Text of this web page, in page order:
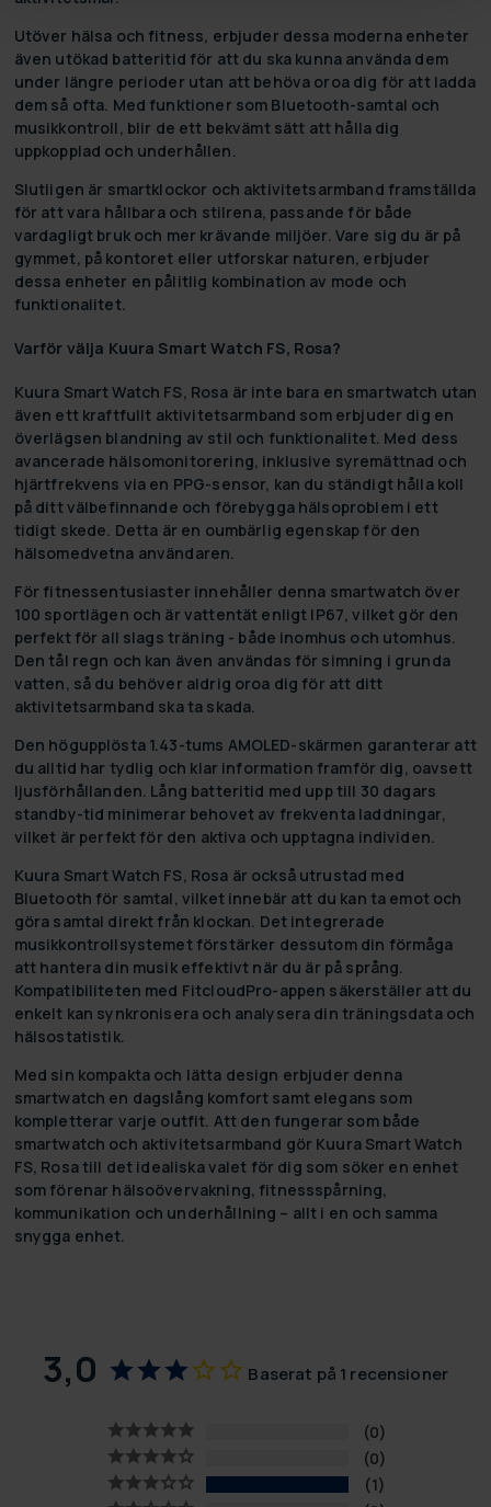
Utöver hälsa och fitness, erbjuder dessa moderna enheter
även utökad batteritid för att du ska kunna använda dem
under längre perioder utan att behöva oroa dig för att ladda
dem så ofta. Med funktioner som Bluetooth-samtal och
musikkontroll, blir de ett bekvämt sätt att hålla dig
uppkopplad och underhållen.
Slutligen är smartklockor och aktivitetsarmband framställda
för att vara hållbara och stilrena, passande för både
vardagligt bruk och mer krävande miljöer. Vare sig du är på
gymmet, på kontoret eller utforskar naturen, erbjuder
dessa enheter en pålitlig kombination av mode och
funktionalitet.
Varför välja Kuura Smart Watch FS, Rosa?
Kuura Smart Watch FS, Rosa är inte bara en smartwatch utan
även ett kraftfullt aktivitetsarmband som erbjuder dig en
överlägsen blandning av stil och funktionalitet. Med dess
avancerade hälsomonitorering, inklusive syremättnad och
hjärtfrekvens via en PPG-sensor, kan du ständigt hålla koll
på ditt välbefinnande och förebygga hälsoproblem i ett
tidigt skede. Detta är en oumbärlig egenskap för den
hälsomedvetna användaren.
För fitnessentusiaster innehåller denna smartwatch över
100 sportlägen och är vattentät enligt IP67, vilket gör den
perfekt för all slags träning - både inomhus och utomhus.
Den tål regn och kan även användas för simning i grunda
vatten, så du behöver aldrig oroa dig för att ditt
aktivitetsarmband ska ta skada.
Den högupplösta 1.43-tums AMOLED-skärmen garanterar att
du alltid har tydlig och klar information framför dig, oavsett
ljusförhållanden. Lång batteritid med upp till 30 dagars
standby-tid minimerar behovet av frekventa laddningar,
vilket är perfekt för den aktiva och upptagna individen.
Kuura Smart Watch FS, Rosa är också utrustad med
Bluetooth för samtal, vilket innebär att du kan ta emot och
göra samtal direkt från klockan. Det integrerade
musikkontrollsystemet förstärker dessutom din förmåga
att hantera din musik effektivt när du är på språng.
Kompatibiliteten med FitcloudPro-appen säkerställer att du
enkelt kan synkronisera och analysera din träningsdata och
hälsostatistik.
Med sin kompakta och lätta design erbjuder denna
smartwatch en dagslång komfort samt elegans som
kompletterar varje outfit. Att den fungerar som både
smartwatch och aktivitetsarmband gör Kuura Smart Watch
FS, Rosa till det idealiska valet för dig som söker en enhet
som förenar hälsoövervakning, fitnessspårning,
kommunikation och underhållning – allt i en och samma
snygga enhet.
3,0 Baserat på 1 recensioner
0
0
1